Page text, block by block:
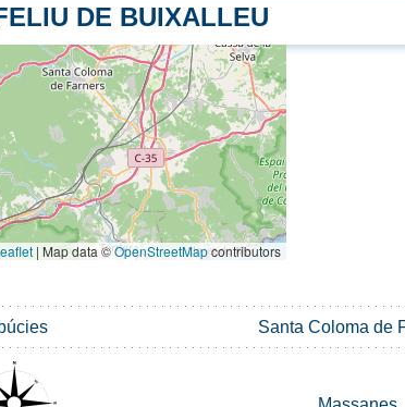
DE BUIXALLEU
| Map data ©OpenStreetMapcontributors
Santa Coloma de